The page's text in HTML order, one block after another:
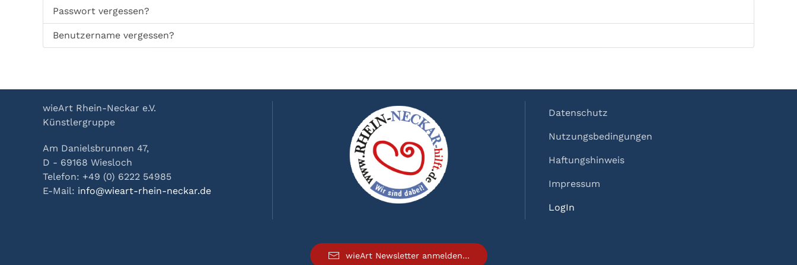
Passwort vergessen?
Benutzername vergessen?
wieArt Rhein-Neckar e.V.
Künstlergruppe
Am Danielsbrunnen 47,
D - 69168 Wiesloch
Telefon: +49 (0) 6222 54985
E-Mail: info@wieart-rhein-neckar.de
Datenschutz
Nutzungsbedingungen
Haftungshinweis
Impressum
LogIn
wieArt Newsletter anmelden...